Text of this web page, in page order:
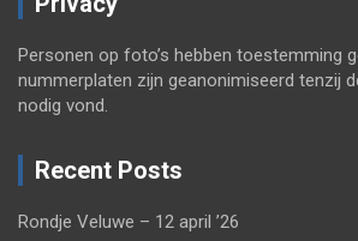
Personen op foto’s hebben toestemming
nummerplaten zijn geanonimiseerd tenzij
nodig vond.
Recent Posts
Rondje Veluwe – 12 april ’26